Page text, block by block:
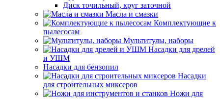
Диск точильный, круг заточной
Масла и смазки
Комплектующие к
пылесосам
Мультитулы, наборы
Насадки для дрелей
и УШМ
Насадки для бензопил
Насадки
для строительных миксеров
Ножи для